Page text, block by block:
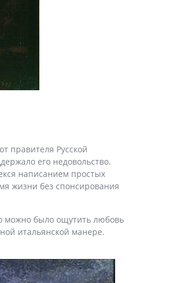
правителя Русской
его недовольство.
написанием простых
жизни без спонсирования
можно было ощутить любовь
итальянской манере.